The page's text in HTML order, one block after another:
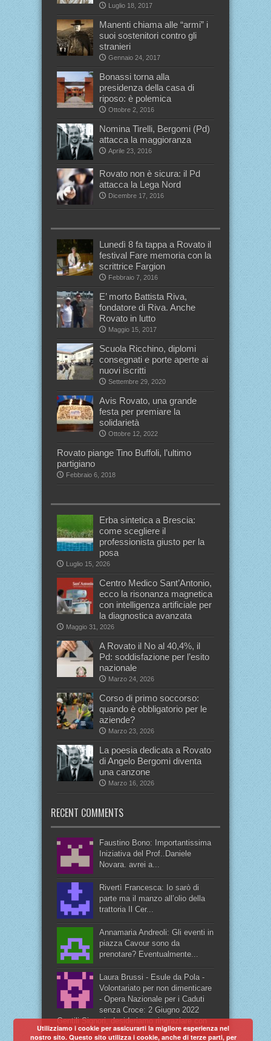
Luglio 18, 2017
Manenti chiama alle “armi” i
suoi sostenitori contro gli
stranieri
Gennaio 24, 2017
Bonassi torna alla
presidenza della casa di
riposo: è polemica
Ottobre 2, 2016
Nomina Tirelli, Bergomi (Pd)
attacca la maggioranza
Aprile 23, 2016
Rovato non è sicura: il Pd
attacca la Lega Nord
Dicembre 17, 2016
Lunedì 8 fa tappa a Rovato il
festival Fare memoria con la
scrittrice Fargion
Febbraio 7, 2016
E’ morto Battista Riva,
fondatore di Riva. Anche
Rovato in lutto
Maggio 15, 2017
Scuola Ricchino, diplomi
consegnati e porte aperte ai
nuovi iscritti
Settembre 29, 2020
Avis Rovato, una grande
festa per premiare la
solidarietà
Ottobre 12, 2022
Rovato piange Tino Buffoli, l’ultimo
partigiano
Febbraio 6, 2018
Erba sintetica a Brescia:
come scegliere il
professionista giusto per la
posa
Luglio 15, 2026
Centro Medico Sant’Antonio,
ecco la risonanza magnetica
con intelligenza artificiale per
la diagnostica avanzata
Maggio 31, 2026
A Rovato il No al 40,4%, il
Pd: soddisfazione per l’esito
nazionale
Marzo 24, 2026
Corso di primo soccorso:
quando è obbligatorio per le
aziende?
Marzo 23, 2026
La poesia dedicata a Rovato
di Angelo Bergomi diventa
una canzone
Marzo 16, 2026
RECENT COMMENTS
Faustino Bono: Importantissima
Iniziativa del Prof..Daniele
Novara. avrei a...
Rivertì Francesca: Io sarò di
parte ma il manzo all’olio della
trattoria Il Cer...
Annamaria Andreoli: Gli eventi in
piazza Cavour sono da
prenotare? Eventualmente...
Laura Brussi - Esule da Pola -
Volontariato per non dimenticare
- Opera Nazionale per i Caduti
senza Croce: 2 Giugno 2022
Gentili Signori, desideriamo ringraziare con
t...
Utilizziamo i cookie per assicurarti la migliore esperienza nel
nostro sito. Questo sito utilizza i cookie, anche di terze parti, per